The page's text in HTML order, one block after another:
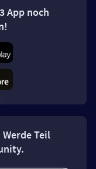
App noch
Teil